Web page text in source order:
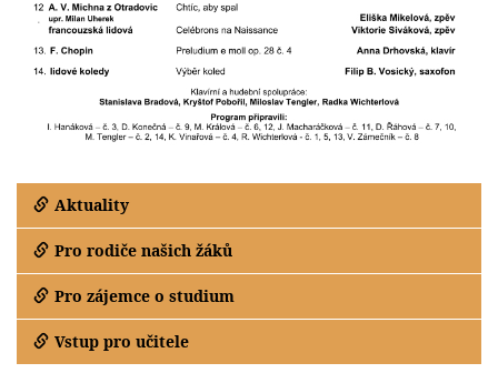
Aktuality
Pro rodiče našich žáků
Pro zájemce o studium
Vstup pro učitele